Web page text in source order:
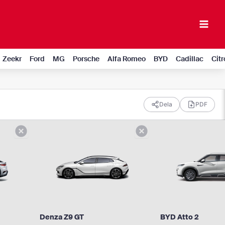
Zeekr Ford MG Porsche Alfa Romeo BYD Cadillac
Dela PDF
Denza Z9 GT BYD Atto 2